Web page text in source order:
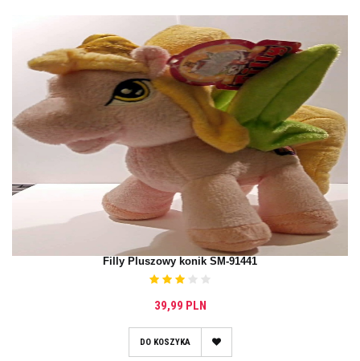
Filly Pluszowy konik SM-91441
39,99 PLN
DO KOSZYKA